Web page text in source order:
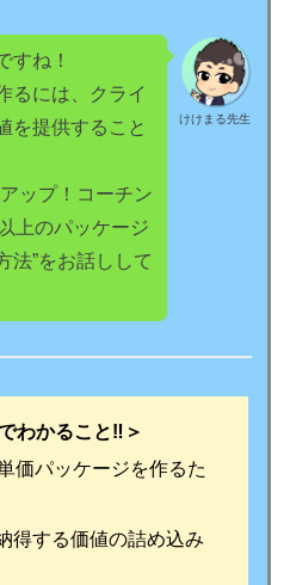
けけまる先生
すね！
るには、クライ
を提供すること
ップ！コーチン
上のパッケージ
法”をお話しして
わかること‼️＞
価パッケージを作るた
得する価値の詰め込み